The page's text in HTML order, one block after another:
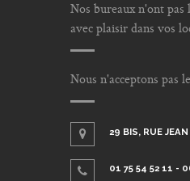
Nos bureaux n'ont pas
avec plaisir dans vos
Nous n'acceptons pas
29 BIS, RUE
01 75 54 52 11 -